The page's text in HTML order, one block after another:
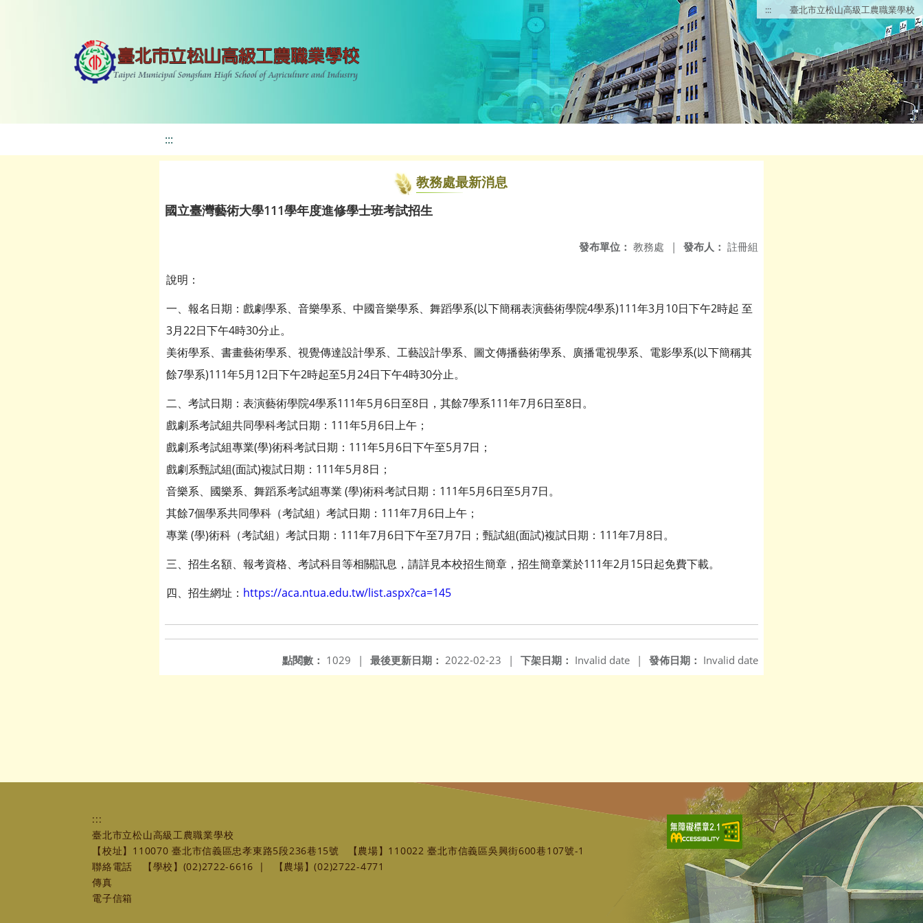
::: 臺北市立松山高級工農職業學校
:::
教務處最新消息
國立臺灣藝術大學111學年度進修學士班考試招生
發布人： 註冊組
發布單位： 教務處 |
說明：
一、報名日期：戲劇學系、音樂學系、中國音樂學系、舞蹈學系(以下簡稱表演藝術學院4學系)111年3月10日下午2時起 至
3月22日下午4時30分止。
美術學系、書畫藝術學系、視覺傳達設計學系、工藝設計學系、圖文傳播藝術學系、廣播電視學系、電影學系(以下簡稱其
餘7學系)111年5月12日下午2時起至5月24日下午4時30分止。
二、考試日期：表演藝術學院4學系111年5月6日至8日，其餘7學系111年7月6日至8日。
戲劇系考試組共同學科考試日期：111年5月6日上午；
戲劇系考試組專業(學)術科考試日期：111年5月6日下午至5月7日；
戲劇系甄試組(面試)複試日期：111年5月8日；
音樂系、國樂系、舞蹈系考試組專業 (學)術科考試日期：111年5月6日至5月7日。
其餘7個學系共同學科（考試組）考試日期：111年7月6日上午；
專業 (學)術科（考試組）考試日期：111年7月6日下午至7月7日；甄試組(面試)複試日期：111年7月8日。
三、招生名額、報考資格、考試科目等相關訊息，請詳見本校招生簡章，招生簡章業於111年2月15日起免費下載。
四、招生網址： https://aca.ntua.edu.tw/list.aspx?ca=145
發佈日期： Invalid date
下架日期： Invalid date |
最後更新日期： 2022-02-23 |
點閱數： 1029 |
:::
臺北市立松山高級工農職業學校
【校址】110070 臺北市信義區忠孝東路5段236巷15號
【農場】110022 臺北市信義區吳興街600巷107號-1
聯絡電話
【學校】(02)2722-6616 |
【農場】(02)2722-4771
傳真
電子信箱